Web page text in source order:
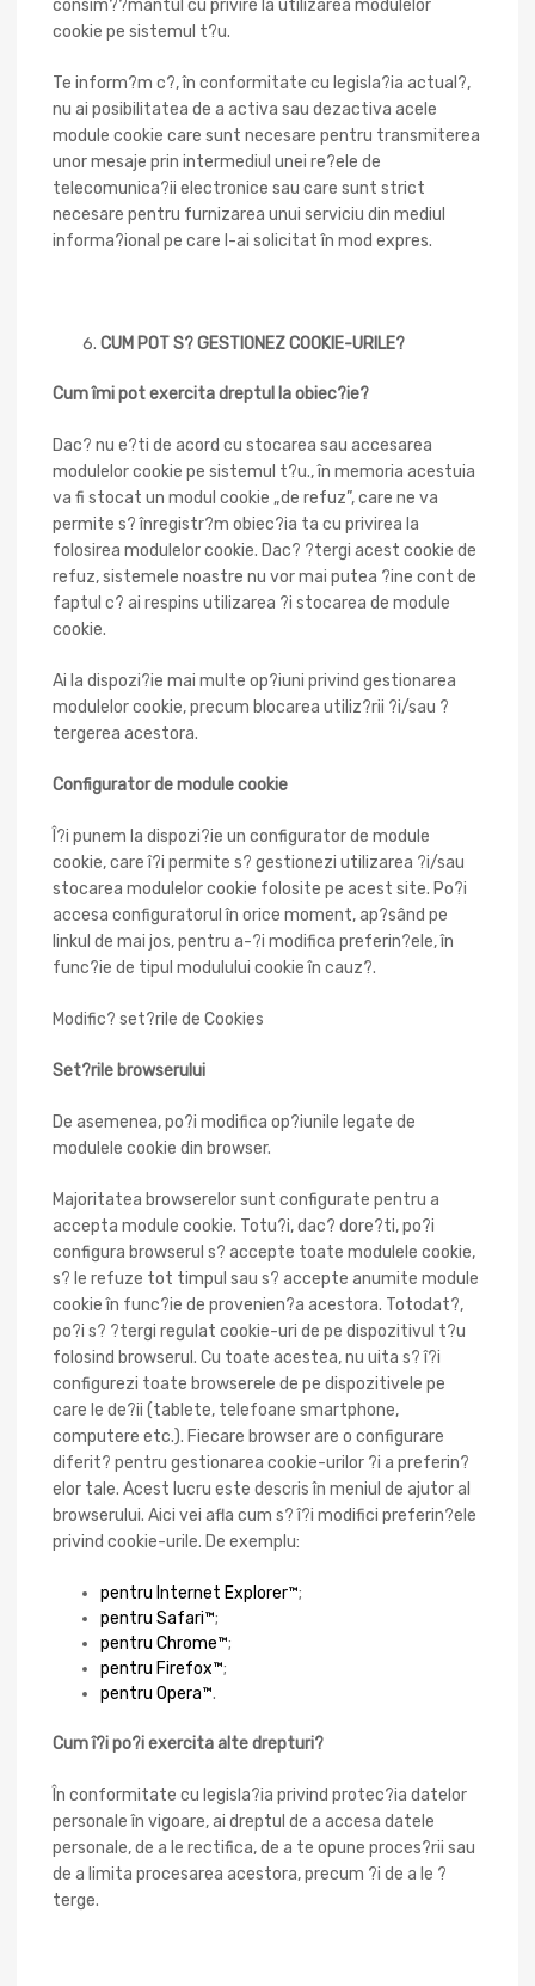
consim??mântul cu privire la utilizarea modulelor
cookie pe sistemul t?u.
Te inform?m c?, în conformitate cu legisla?ia actual?,
nu ai posibilitatea de a activa sau dezactiva acele
module cookie care sunt necesare pentru transmiterea
unor mesaje prin intermediul unei re?ele de
telecomunica?ii electronice sau care sunt strict
necesare pentru furnizarea unui serviciu din mediul
informa?ional pe care l-ai solicitat în mod expres.
CUM POT S? GESTIONEZ COOKIE-URILE?
Cum îmi pot exercita dreptul la obiec?ie?
Dac? nu e?ti de acord cu stocarea sau accesarea
modulelor cookie pe sistemul t?u., în memoria acestuia
va fi stocat un modul cookie „de refuz”, care ne va
permite s? înregistr?m obiec?ia ta cu privirea la
folosirea modulelor cookie. Dac? ?tergi acest cookie de
refuz, sistemele noastre nu vor mai putea ?ine cont de
faptul c? ai respins utilizarea ?i stocarea de module
cookie.
Ai la dispozi?ie mai multe op?iuni privind gestionarea
modulelor cookie, precum blocarea utiliz?rii ?i/sau ?
tergerea acestora.
Configurator de module cookie
Î?i punem la dispozi?ie un configurator de module
cookie, care î?i permite s? gestionezi utilizarea ?i/sau
stocarea modulelor cookie folosite pe acest site. Po?i
accesa configuratorul în orice moment, ap?sând pe
linkul de mai jos, pentru a-?i modifica preferin?ele, în
func?ie de tipul modulului cookie în cauz?.
Modific? set?rile de Cookies
Set?rile browserului
De asemenea, po?i modifica op?iunile legate de
modulele cookie din browser.
Majoritatea browserelor sunt configurate pentru a
accepta module cookie. Totu?i, dac? dore?ti, po?i
configura browserul s? accepte toate modulele cookie,
s? le refuze tot timpul sau s? accepte anumite module
cookie în func?ie de provenien?a acestora. Totodat?,
po?i s? ?tergi regulat cookie-uri de pe dispozitivul t?u
folosind browserul. Cu toate acestea, nu uita s? î?i
configurezi toate browserele de pe dispozitivele pe
care le de?ii (tablete, telefoane smartphone,
computere etc.). Fiecare browser are o configurare
diferit? pentru gestionarea cookie-urilor ?i a preferin?
elor tale. Acest lucru este descris în meniul de ajutor al
browserului. Aici vei afla cum s? î?i modifici preferin?ele
privind cookie-urile. De exemplu:
pentru Internet Explorer™;
pentru Safari™;
pentru Chrome™;
pentru Firefox™;
pentru Opera™.
Cum î?i po?i exercita alte drepturi?
În conformitate cu legisla?ia privind protec?ia datelor
personale în vigoare, ai dreptul de a accesa datele
personale, de a le rectifica, de a te opune proces?rii sau
de a limita procesarea acestora, precum ?i de a le ?
terge.